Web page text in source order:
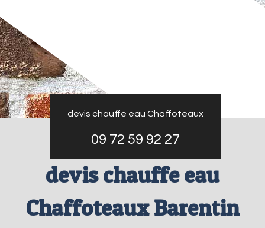
devis chauffe eau Chaffoteaux
09 72 59 92 27
devis chauffe eau
Chaffoteaux Barentin